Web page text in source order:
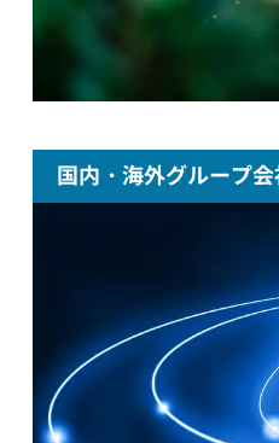
国内・海外グループ会